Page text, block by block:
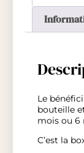
Le
bouteille
mois ou 6
C’est la